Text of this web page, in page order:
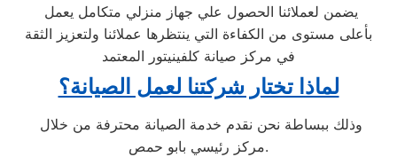
بأعلى مستوى من الكفاءة التي ينتظرها عملائنا ولتعزيز الثقة
في مركز صيانة كلفينيتور المعتمد
لماذا تختار شركتنا لعمل الصيانة؟
مركز رئيسي بابو حمص.